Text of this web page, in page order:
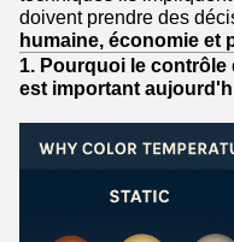
doivent prendre des
humaine, économie et
1. Pourquoi le contrôle
est important